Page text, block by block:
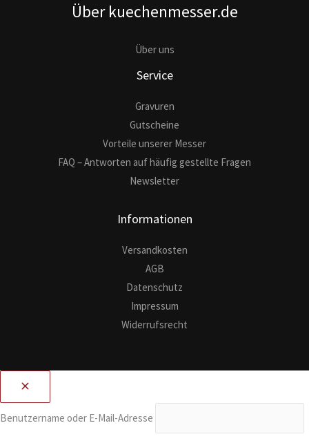
Über kuechenmesser.de
Über uns
Service
Gravuren
Gutscheine
Vorteile unserer Messer
FAQ – Antworten auf häufig gestellte Fragen
Newsletter
Informationen
Versandkosten
AGB
Datenschutz
Impressum
Widerrufsrecht
Benutzername oder E-Mail-Adresse